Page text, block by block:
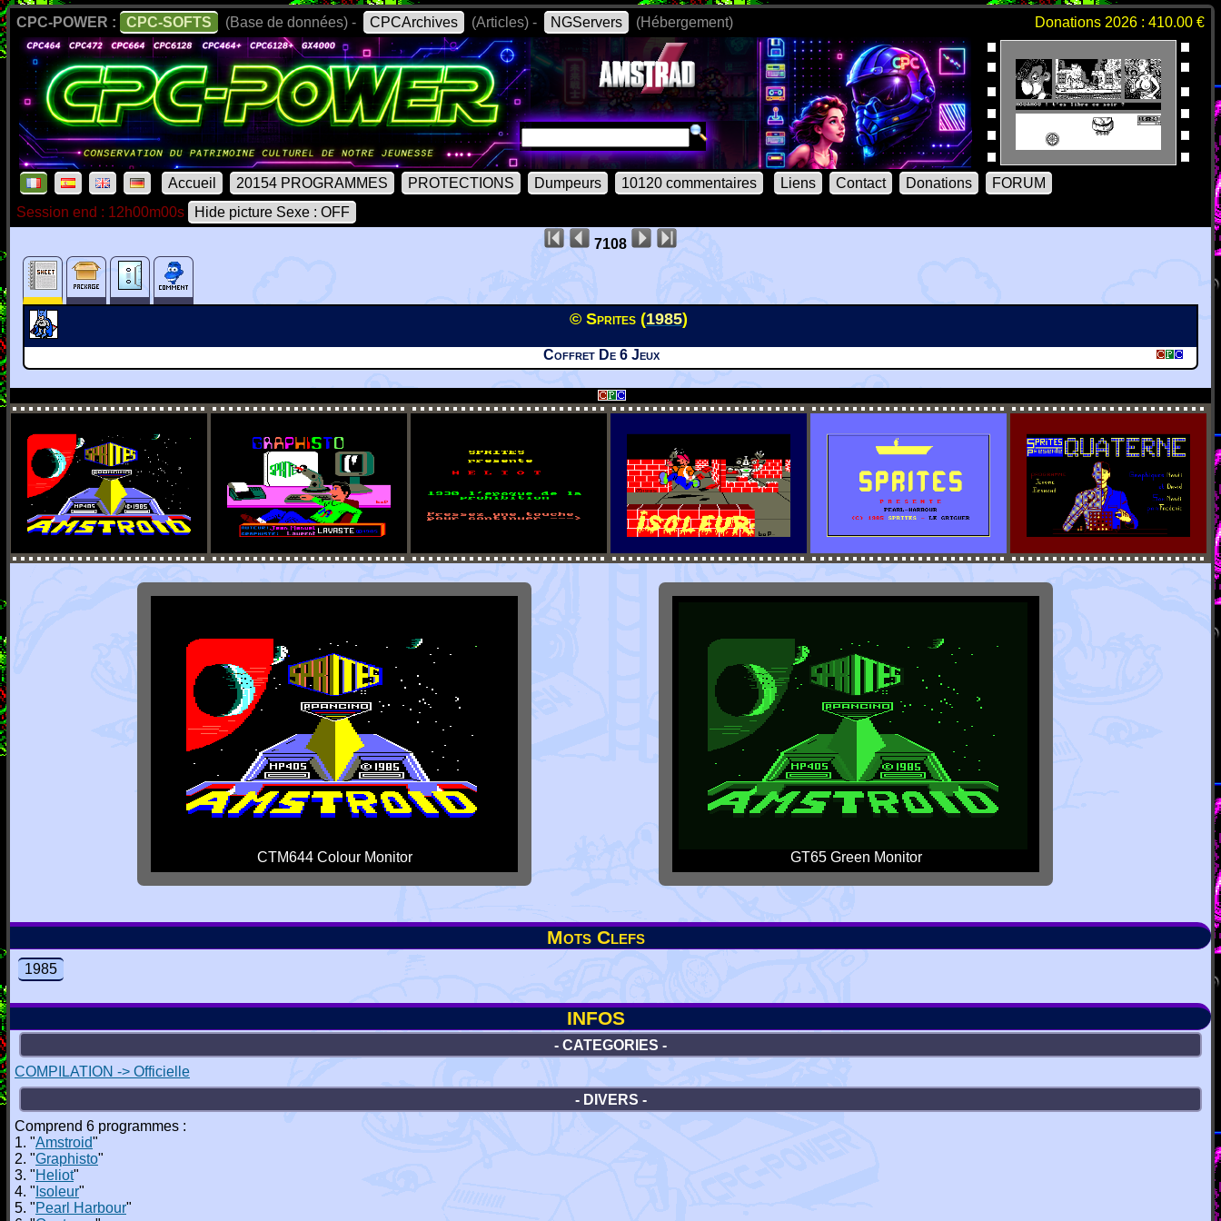
CPC-POWER : CPC-SOFTS (Base de données) - CPCArchives (Articles) - NGServers (Hébergement) Donations 2026 : 410.00 €
Accueil 20154 PROGRAMMES PROTECTIONS Dumpeurs 10120 commentaires Liens Contact Donations
FORUM
Session end : 12h00m00s
Hide picture Sexe : OFF
7108
© Sprites (1985)
Coffret De 6 Jeux
CTM644 Colour Monitor GT65 Green Monitor
Mots Clefs
1985
INFOS
- CATEGORIES -
COMPILATION -> Officielle
- DIVERS -
Comprend 6 programmes :
1. "Amstroid"
2. "Graphisto"
3. "Heliot"
4. " Isoleur"
5. "Pearl Harbour"